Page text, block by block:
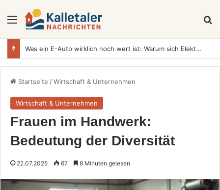
Menü
Was ein E-Auto wirklich noch wert ist: Warum sich Elektrofahrzeuge bei der Wertermittlung anders verhalten als Verbrenner
Startseite /Wirtschaft & Unternehmen
Wirtschaft & Unternehmen
Frauen im Handwerk:
Bedeutung der Diversität
22.07.2025 67 8 Minuten gelesen